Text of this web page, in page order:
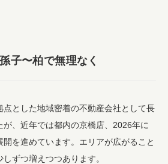
子〜柏で無理なく
とした地域密着の不動産会社として長
、近年では都内の京橋店、2026年に
を進めています。エリアが広がること
ずつ増えつつあります。